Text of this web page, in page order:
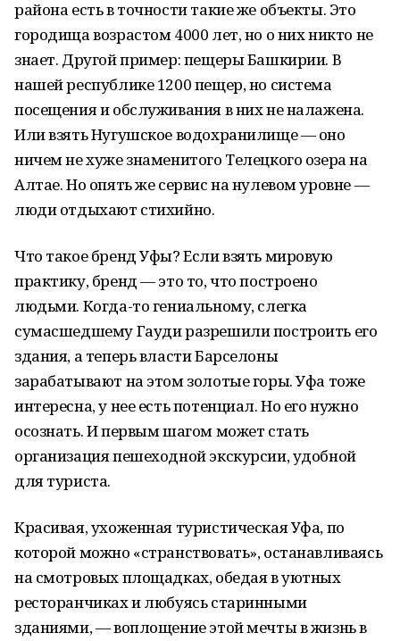
района есть в точности такие же объекты. Это
городища возрастом 4000 лет, но о них никто не
знает. Другой пример: пещеры Башкирии. В
нашей республике 1200 пещер, но система
посещения и обслуживания в них не налажена.
Или взять Нугушское водохранилище — оно
ничем не хуже знаменитого Телецкого озера на
Алтае. Но опять же сервис на нулевом уровне —
люди отдыхают стихийно.
Что такое бренд Уфы? Если взять мировую
практику, бренд — это то, что построено
людьми. Когда-то гениальному, слегка
сумасшедшему Гауди разрешили построить его
здания, а теперь власти Барселоны
зарабатывают на этом золотые горы. Уфа тоже
интересна, у нее есть потенциал. Но его нужно
осознать. И первым шагом может стать
организация пешеходной экскурсии, удобной
для туриста.
Красивая, ухоженная туристическая Уфа, по
которой можно «странствовать», останавливаясь
на смотровых площадках, обедая в уютных
ресторанчиках и любуясь старинными
зданиями, — воплощение этой мечты в жизнь в